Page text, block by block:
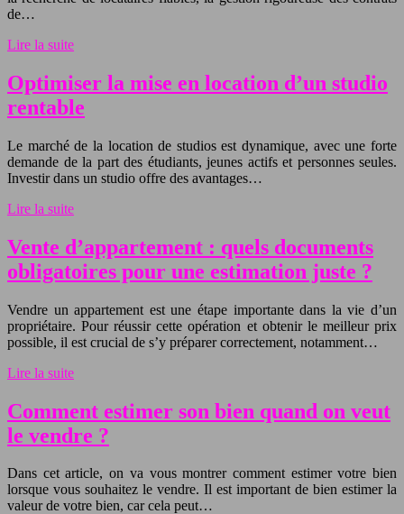
de…
Lire la suite
Optimiser la mise en location d’un studio
rentable
Le marché de la location de studios est dynamique, avec une forte
demande de la part des étudiants, jeunes actifs et personnes seules.
Investir dans un studio offre des avantages…
Lire la suite
Vente d’appartement : quels documents
obligatoires pour une estimation juste ?
Vendre un appartement est une étape importante dans la vie d’un
propriétaire. Pour réussir cette opération et obtenir le meilleur prix
possible, il est crucial de s’y préparer correctement, notamment…
Lire la suite
Comment estimer son bien quand on veut
le vendre ?
Dans cet article, on va vous montrer comment estimer votre bien
lorsque vous souhaitez le vendre. Il est important de bien estimer la
valeur de votre bien, car cela peut…